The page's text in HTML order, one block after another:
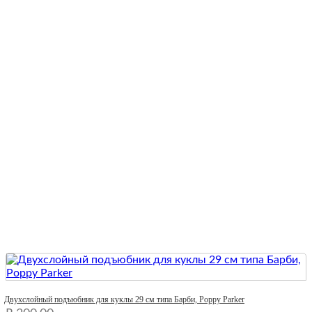
Двухслойный подъюбник для куклы 29 см типа Барби, Poppy Parker